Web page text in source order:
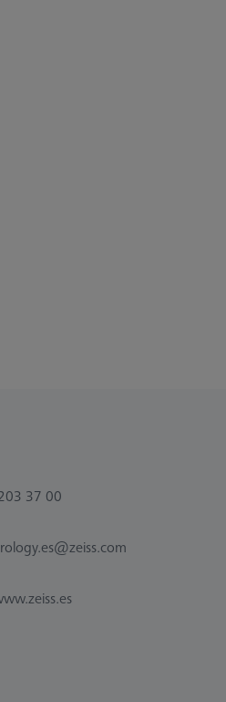
37 00